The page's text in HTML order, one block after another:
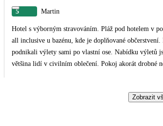
5 Martin
Hotel s výborným stravováním. Pláž pod hotelem v
all inclusive u bazénu, kde je doplňované
podnikali výlety sami po vlastní ose. Nabídku výletů
většina lidí v civilním oblečení. Pokoj akorát drobné
Zobrazit